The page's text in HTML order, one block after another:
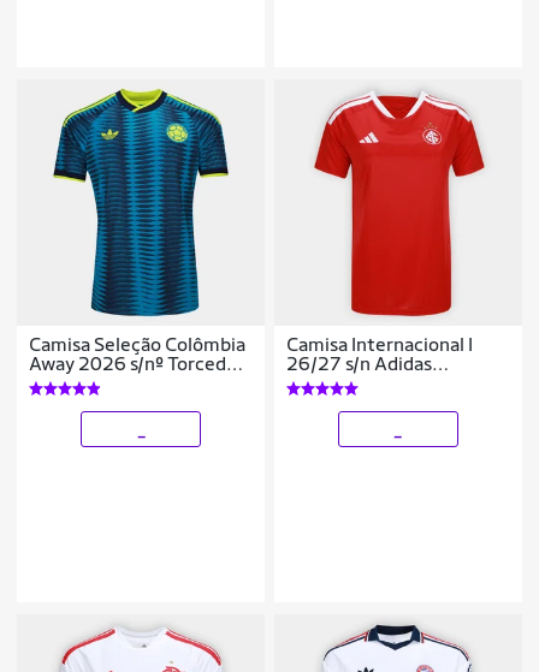
Camisa Seleção Colômbia
Away 2026 s/nº Torcedor
Adidas Originals
Masculina
Camisa Internacional I
26/27 s/n Adidas
Feminina